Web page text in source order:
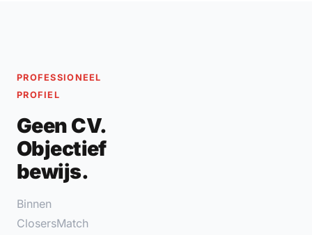
PROFESSIONEEL
PROFIEL
Geen CV.
Objectief
bewijs.
Binnen
ClosersMatch